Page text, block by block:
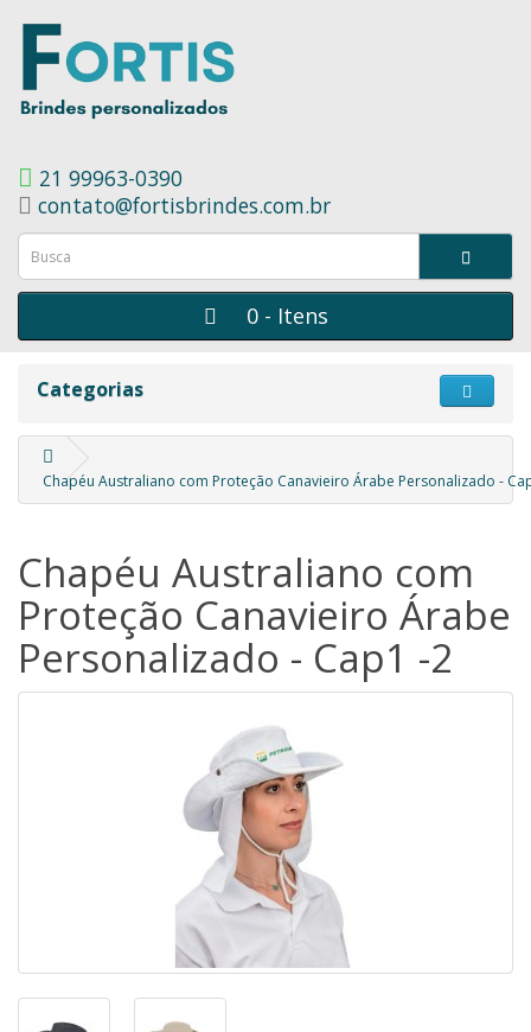
21 99963-0390
contato@fortisbrindes.com.br
0 - Itens
Categorias
Chapéu Australiano com Proteção Canavieiro Árabe Personalizado -
Chapéu Australiano com
Proteção Canavieiro Árabe
Personalizado - Cap1 -2